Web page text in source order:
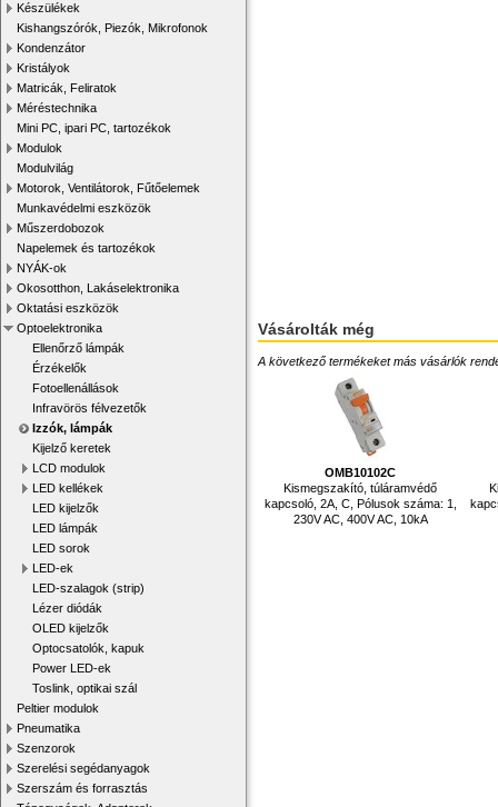
Készülékek
Kishangszórók, Piezók, Mikrofonok
Kondenzátor
Kristályok
Matricák, Feliratok
Méréstechnika
Mini PC, ipari PC, tartozékok
Modulok
Modulvilág
Motorok, Ventilátorok, Fűtőelemek
Munkavédelmi eszközök
Műszerdobozok
Napelemek és tartozékok
NYÁK-ok
Okosotthon, Lakáselektronika
Oktatási eszközök
Optoelektronika
Ellenőrző lámpák
Érzékelők
Fotoellenállások
Infravörös félvezetők
Izzók, lámpák
Kijelző keretek
LCD modulok
LED kellékek
LED kijelzők
LED lámpák
LED sorok
LED-ek
LED-szalagok (strip)
Lézer diódák
OLED kijelzők
Optocsatolók, kapuk
Power LED-ek
Toslink, optikai szál
Peltier modulok
Pneumatika
Szenzorok
Szerelési segédanyagok
Szerszám és forrasztás
Vásárolták még
A következő termékeket más vásárlók
OMB10102C
Kismegszakító, túláramvédő
kapcsoló, 2A, C, Pólusok száma: 1,
230V AC, 400V AC, 10kA